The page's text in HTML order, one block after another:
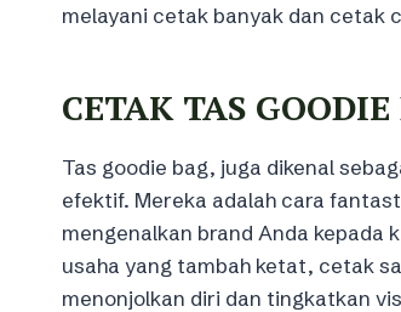
melayani cetak banyak dan cetak
CETAK TAS
Tas goodie bag, juga dikenal
efektif. Mereka adalah cara
mengenalkan brand Anda kepada
usaha yang tambah ketat, cetak
menonjolkan diri dan tingkatkan